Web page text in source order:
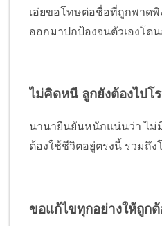
เอ่ยขอโทษต่อชื่อที่ถูกพาดพิ
ออกมาปกป้องจนตัวเองโด
ไม่คิดหนี ลูกยังต้องไปโร
นานายืนยันหนักแน่นว่า ไม่
ต้องใช้ชีวิตอยู่ตรงนี้ รวมถึง
ขอแก้ไขทุกอย่างให้ถูกต้